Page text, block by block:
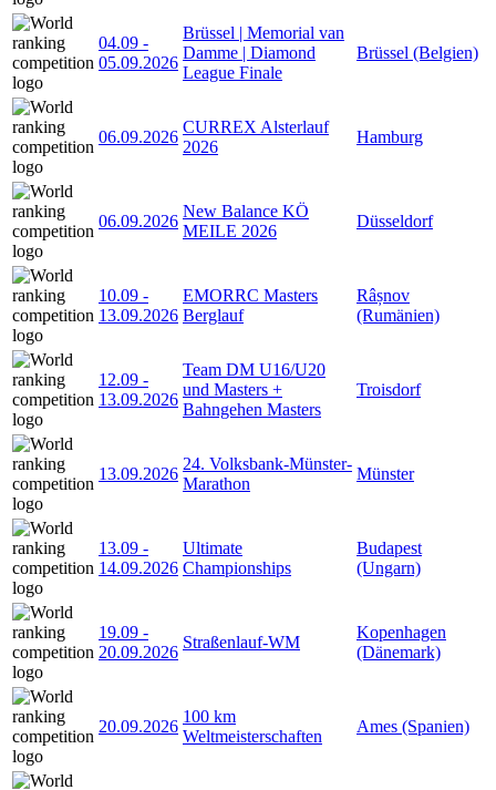
04.09 -
05.09.2026
Brüssel | Memorial van
Damme | Diamond
League Finale
Brüssel (Belgien)
06.09.2026
CURREX Alsterlauf
2026
Hamburg
06.09.2026
New Balance KÖ
MEILE 2026
Düsseldorf
10.09 -
13.09.2026
EMORRC Masters
Berglauf
Râșnov
(Rumänien)
12.09 -
13.09.2026
Team DM U16/U20
und Masters +
Bahngehen Masters
Troisdorf
13.09.2026
24. Volksbank-Münster-
Marathon
Münster
13.09 -
14.09.2026
Ultimate
Championships
Budapest
(Ungarn)
19.09 -
20.09.2026
Straßenlauf-WM
Kopenhagen
(Dänemark)
20.09.2026
100 km
Weltmeisterschaften
Ames (Spanien)